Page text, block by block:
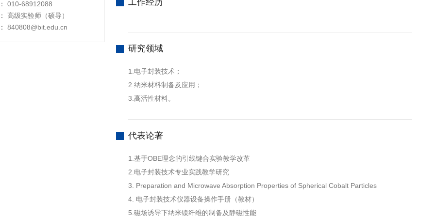
010-68912088
高级实验师（硕导）
840808@bit.edu.cn
研究领域
1.电子封装技术；
2.纳米材料制备及应用；
3.高活性材料。
代表论著
1.基于OBE理念的引线键合实验教学改革
2.电子封装技术专业实践教学研究
3. Preparation and Microwave Absorption Properties of Spherical Cobalt Particles
4. 电子封装技术仪器设备操作手册（教材）
5.磁场诱导下纳米镍纤维的制备及静磁性能